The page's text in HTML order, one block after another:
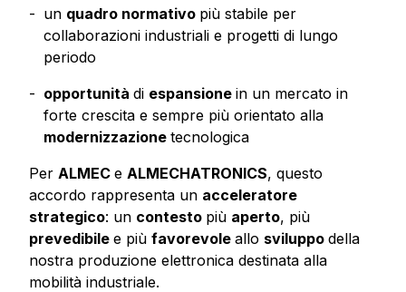
un quadro normativo più stabile per
collaborazioni industriali e progetti di lungo
periodo
opportunità di espansione in un mercato in
forte crescita e sempre più orientato alla
modernizzazione tecnologica
Per ALMEC e ALMECHATRONICS, questo
accordo rappresenta un acceleratore
strategico: un contesto più aperto, più
prevedibile e più favorevole allo sviluppo della
nostra produzione elettronica destinata alla
mobilità industriale.